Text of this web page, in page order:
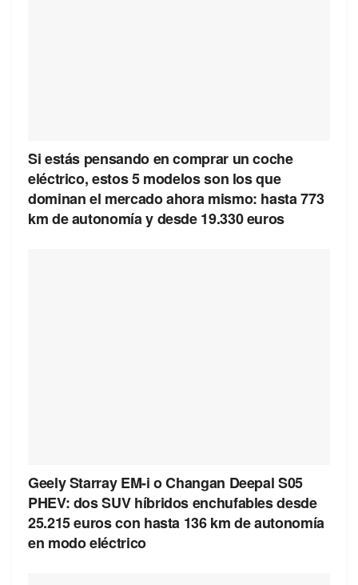
Si estás pensando en comprar un coche
eléctrico, estos 5 modelos son los que
dominan el mercado ahora mismo: hasta 773
km de autonomía y desde 19.330 euros
Geely Starray EM-i o Changan Deepal S05
PHEV: dos SUV híbridos enchufables desde
25.215 euros con hasta 136 km de autonomía
en modo eléctrico